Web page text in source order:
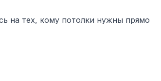
на тех, кому потолки нужны прямо